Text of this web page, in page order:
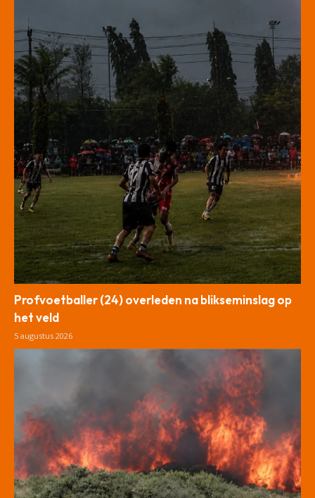
Profvoetballer (24) overleden na blikseminslag op
het veld
5 augustus 2026